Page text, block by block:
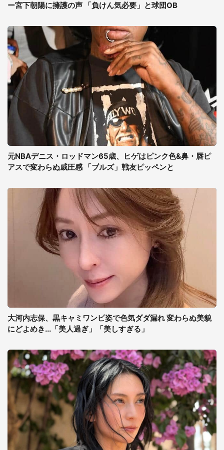
ー宮下朝陽に擁護の声 「負けん気必要」と球団OB
元NBAデニス・ロッドマン65歳、ヒゲはピンク色&鼻・唇ピ
アスで変わらぬ威圧感 「ブルズ」戦友ピッペンと
大河内志保、黒キャミワンピ姿で色気ダダ漏れ 変わらぬ美貌
にどよめき...「美人過ぎ」「美しすぎる」